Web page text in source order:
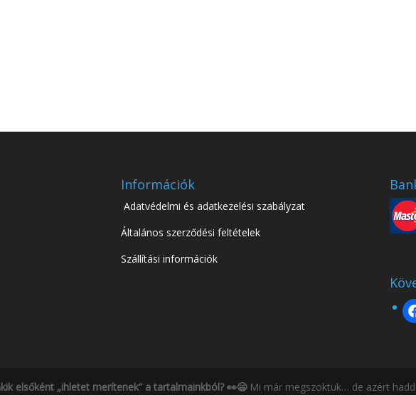
Információk
Adatvédelmi és adatkezelési szabályzat
Általános szerződési feltételek
Szállítási információk
elsőként „ihletet merítenek” a tartalmainkból? 👀😄Mi már megszoktuk… de azért